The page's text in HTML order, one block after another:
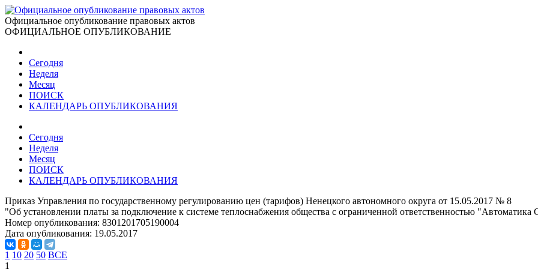
Официальное опубликование правовых актов
ОФИЦИАЛЬНОЕ ОПУБЛИКОВАНИЕ
Сегодня
Неделя
Месяц
ПОИСК
КАЛЕНДАРЬ ОПУБЛИКОВАНИЯ
Сегодня
Неделя
Месяц
ПОИСК
КАЛЕНДАРЬ ОПУБЛИКОВАНИЯ
Приказ Управления по государственному регулированию цен (тарифов) Ненецкого автономного округа от 15.05.2017 № 8
"Об установлении платы за подключение к системе теплоснабжения общества с ограниченной ответственностью "Автоматика
Номер опубликования: 8301201705190004
Дата опубликования: 19.05.2017
1 10 20 50 ВСЕ
1